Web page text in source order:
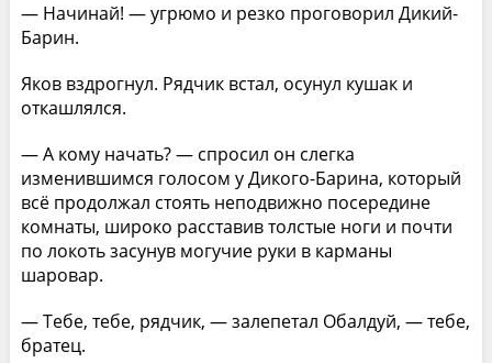
— Начинай! — угрюмо и резко проговорил Дикий-
Барин.
Яков вздрогнул. Рядчик встал, осунул кушак и
откашлялся.
— А кому начать? — спросил он слегка
изменившимся голосом у Дикого-Барина, который
всё продолжал стоять неподвижно посередине
комнаты, широко расставив толстые ноги и почти
по локоть засунув могучие руки в карманы
шаровар.
— Тебе, тебе, рядчик, — залепетал Обалдуй, — тебе,
братец.